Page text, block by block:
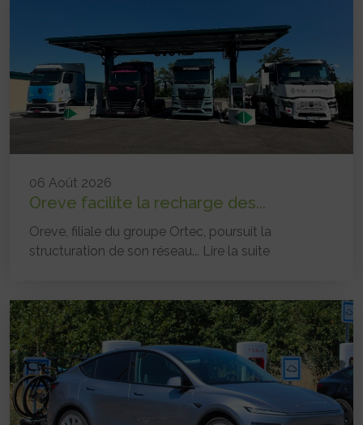
06 Août 2026
Oreve facilite la recharge des...
Oreve, filiale du groupe Ortec, poursuit la
structuration de son réseau... Lire la suite